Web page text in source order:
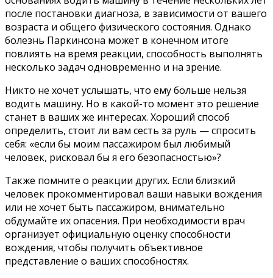
после постановки диагноза, в зависимости от вашего
возраста и общего физического состояния. Однако
болезнь Паркинсона может в конечном итоге
повлиять на время реакции, способность выполнять
несколько задач одновременно и на зрение.
Никто не хочет услышать, что ему больше нельзя
водить машину. Но в какой-то момент это решение
станет в ваших же интересах. Хороший способ
определить, стоит ли вам сесть за руль — спросить
себя: «если бы моим пассажиром был любимый
человек, рисковал бы я его безопасностью»?
Также помните о реакции других. Если близкий
человек прокомментировал ваши навыки вождения
или не хочет быть пассажиром, внимательно
обдумайте их опасения. При необходимости врач
организует официальную оценку способности
вождения, чтобы получить объективное
представление о ваших способностях.